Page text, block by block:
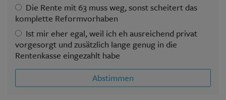
Die Rente mit 63 muss weg, sonst scheitert das
komplette Reformvorhaben
Ist mir eher egal, weil ich eh ausreichend privat
vorgesorgt und zusätzlich lange genug in die
Rentenkasse eingezahlt habe
Abstimmen